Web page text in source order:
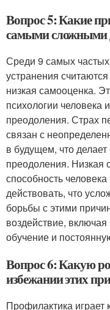
Вопрос 5: Какие
самыми сложными
Среди 9 самых
устранения
низкая самооценка.
психологии человека
преодоления. Страх
связан с
в будущем, что
преодоления. Низкая
способность
действовать, что
борьбы с этими
воздействие,
обучение и
Вопрос 6: Какую
избежании этих
Профилактика